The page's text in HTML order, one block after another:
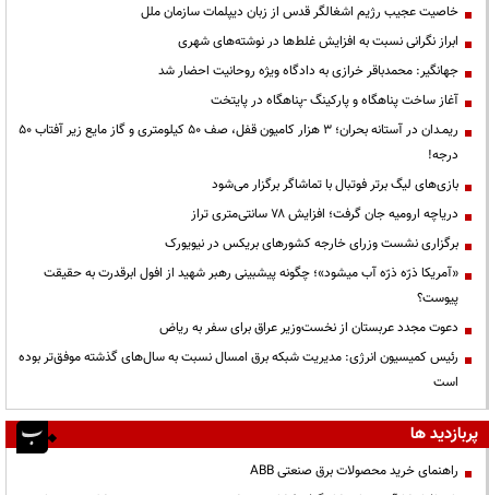
خاصیت عجیب رژیم اشغالگر قدس از زبان دیپلمات سازمان ملل
ابراز نگرانی نسبت به افزایش غلط‌ها در نوشته‌های شهری
جهانگیر: محمدباقر خرازی به دادگاه ویژه روحانیت احضار شد
آغاز ساخت پناهگاه و پارکینگ -پناهگاه در پایتخت
ریمـدان در آستانه بحران؛ ۳ هزار کامیون قفل، صف ۵۰ کیلومتری و گاز مایع زیر آفتاب ۵۰
درجه!
بازی‌های لیگ برتر فوتبال با تماشاگر برگزار می‌شود
دریاچه ارومیه جان گرفت؛ افزایش ۷۸ سانتی‌متری تراز
برگزاری نشست وزرای خارجه کشورهای بریکس در نیویورک
«آمریکا ذرّه ذرّه آب میشود»؛ چگونه پیشبینی رهبر شهید از افول ابرقدرت به حقیقت
پیوست؟
دعوت مجدد عربستان از نخست‌وزیر عراق برای سفر به ریاض
رئیس کمیسیون انرژی: مدیریت شبکه برق امسال نسبت به سال‌های گذشته موفق‌تر بوده
است
پربازدید ها
راهنمای خرید محصولات برق صنعتی ABB